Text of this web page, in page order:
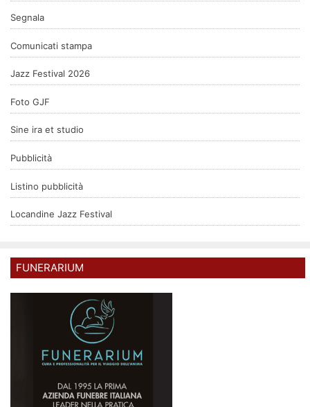
Segnala
Comunicati stampa
Jazz Festival 2026
Foto GJF
Sine ira et studio
Pubblicità
Listino pubblicità
Locandine Jazz Festival
FUNERARIUM